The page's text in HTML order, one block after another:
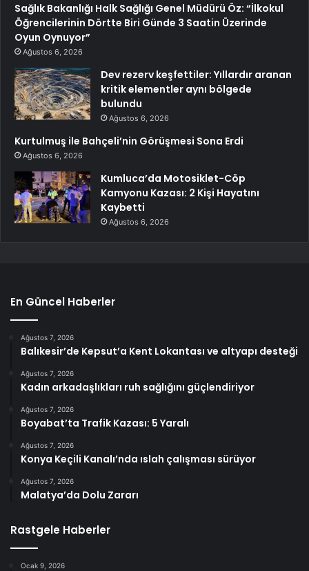
Sağlık Bakanlığı Halk Sağlığı Genel Müdürü Öz: “İlkokul
Öğrencilerinin Dörtte Biri Günde 3 Saatin Üzerinde
Oyun Oynuyor”
Ağustos 6, 2026
Dev rezerv keşfettiler: Yıllardır aranan
kritik elementler aynı bölgede
bulundu
Ağustos 6, 2026
Kurtulmuş ile Bahçeli’nin Görüşmesi Sona Erdi
Ağustos 6, 2026
Kumluca’da Motosiklet-Cöp
Kamyonu Kazası: 2 Kişi Hayatını
Kaybetti
Ağustos 6, 2026
En Güncel Haberler
Ağustos 7, 2026
Balıkesir’de Kepsut’a Kent Lokantası ve altyapı desteği
Ağustos 7, 2026
Kadın arkadaşlıkları ruh sağlığını güçlendiriyor
Ağustos 7, 2026
Boyabat’ta Trafik Kazası: 5 Yaralı
Ağustos 7, 2026
Konya Keçili Kanalı’nda ıslah çalışması sürüyor
Ağustos 7, 2026
Malatya’da Dolu Zararı
Rastgele Haberler
Ocak 9, 2026